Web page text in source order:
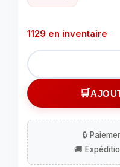
1129 en inventaire
quantité
de
Résistance
1.8
ohm
5
Watts